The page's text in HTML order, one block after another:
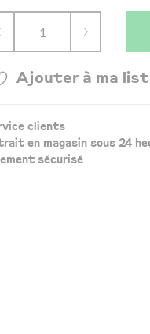
Ajouter à ma
clients
en magasin sous 24
sécurisé